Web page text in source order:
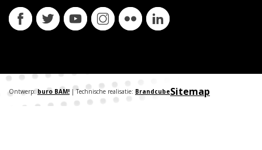
Sitemap
Ontwerp: buro BAM! | Technische realisatie: Brandcube